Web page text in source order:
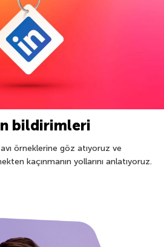
bildirimleri
örneklerine göz atıyoruz ve
kaçınmanın yollarını anlatıyoruz.